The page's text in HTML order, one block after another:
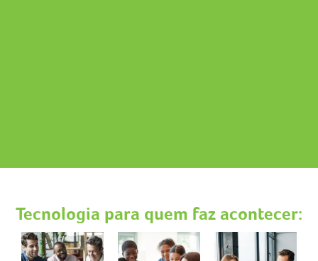
pessoas
e negócios
Tecnologia para quem faz acontecer: